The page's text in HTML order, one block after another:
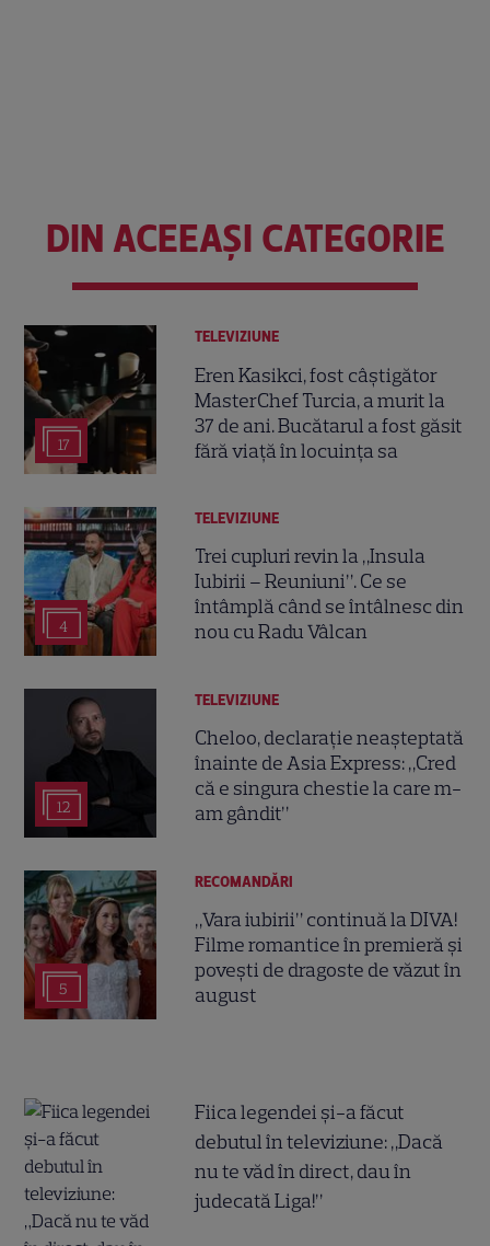
DIN ACEEAȘI CATEGORIE
17
TELEVIZIUNE
Eren Kasikci, fost câștigător
MasterChef Turcia, a murit la
37 de ani. Bucătarul a fost găsit
fără viață în locuința sa
4
TELEVIZIUNE
Trei cupluri revin la „Insula
Iubirii – Reuniuni”. Ce se
întâmplă când se întâlnesc din
nou cu Radu Vâlcan
12
TELEVIZIUNE
Cheloo, declarație neașteptată
înainte de Asia Express: „Cred
că e singura chestie la care m-
am gândit”
5
RECOMANDĂRI
„Vara iubirii” continuă la DIVA!
Filme romantice în premieră și
povești de dragoste de văzut în
august
Fiica legendei și-a făcut
debutul în televiziune: „Dacă
nu te văd în direct, dau în
judecată Liga!”